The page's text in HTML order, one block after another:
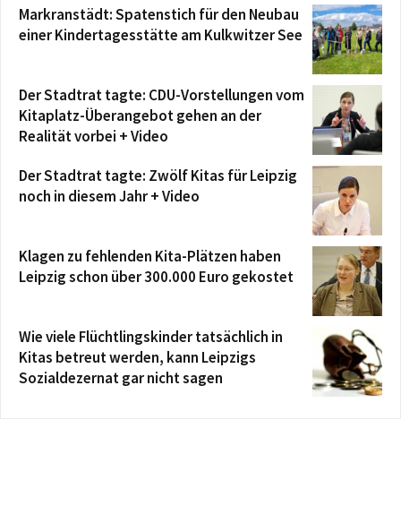
Markranstädt: Spatenstich für den Neubau
einer Kindertagesstätte am Kulkwitzer See
Der Stadtrat tagte: CDU-Vorstellungen vom
Kitaplatz-Überangebot gehen an der
Realität vorbei + Video
Der Stadtrat tagte: Zwölf Kitas für Leipzig
noch in diesem Jahr + Video
Klagen zu fehlenden Kita-Plätzen haben
Leipzig schon über 300.000 Euro gekostet
Wie viele Flüchtlingskinder tatsächlich in
Kitas betreut werden, kann Leipzigs
Sozialdezernat gar nicht sagen